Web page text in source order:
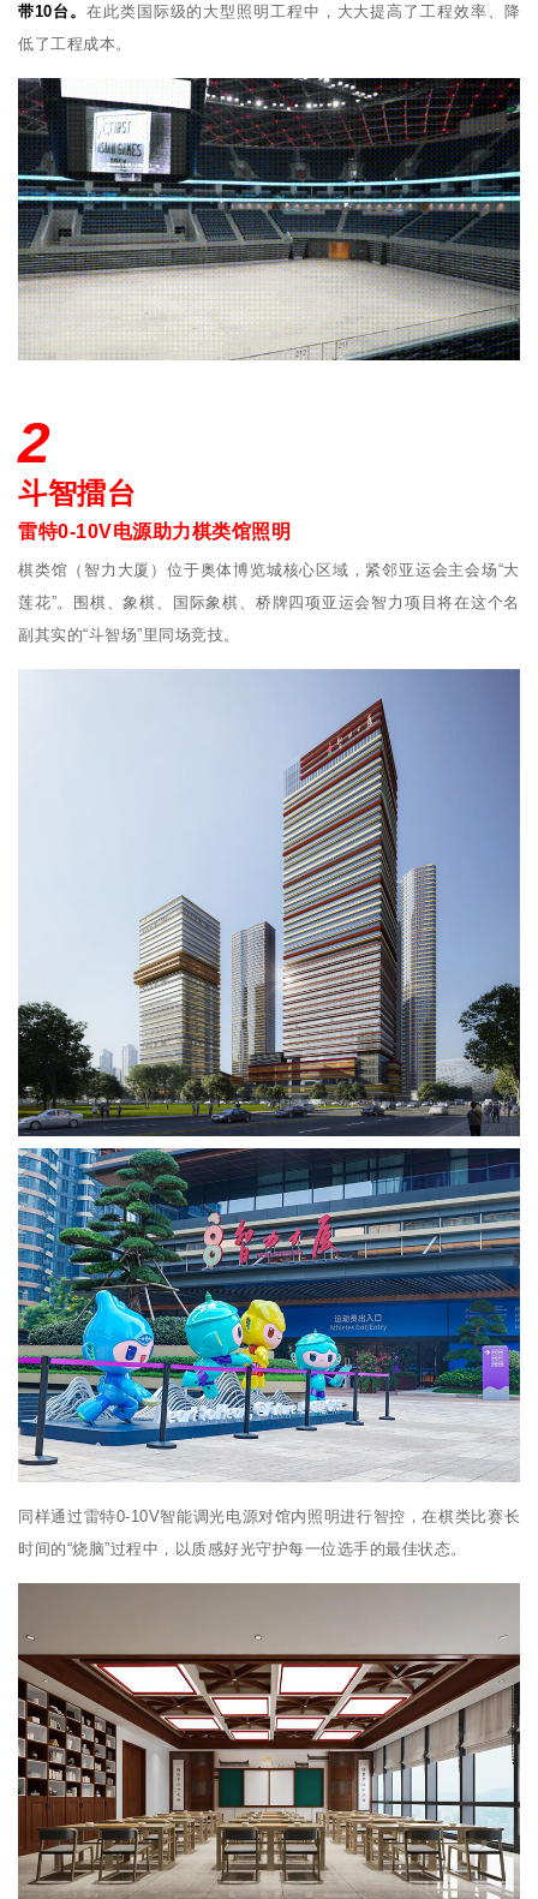
带10台。在此类国际级的大型照明工程中，大大提高了工程效率、降
低了工程成本。
2
斗智擂台
雷特0-10V电源助力棋类馆照明
棋类馆（智力大厦）位于奥体博览城核心区域，紧邻亚运会主会场“大
莲花”。围棋、象棋、国际象棋、桥牌四项亚运会智力项目将在这个名
副其实的“斗智场”里同场竞技。
同样通过雷特0-10V智能调光电源对馆内照明进行智控，在棋类比赛长
时间的“烧脑”过程中，以质感好光守护每一位选手的最佳状态。